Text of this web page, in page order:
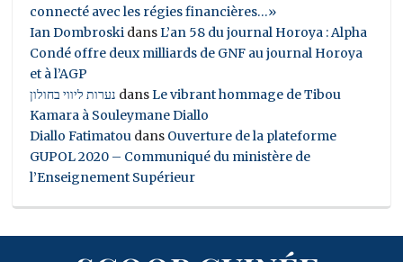
connecté avec les régies financières…»
Ian Dombroski dansL’an 58 du journal Horoya : Alpha
Condé offre deux milliards de GNF au journal Horoya
et à l’AGP
נערות ליווי בחולון dansLe vibrant hommage de Tibou
Kamara à Souleymane Diallo
Diallo Fatimatou dans Ouverture de la plateforme
GUPOL 2020 – Communiqué du ministère de
l’Enseignement Supérieur